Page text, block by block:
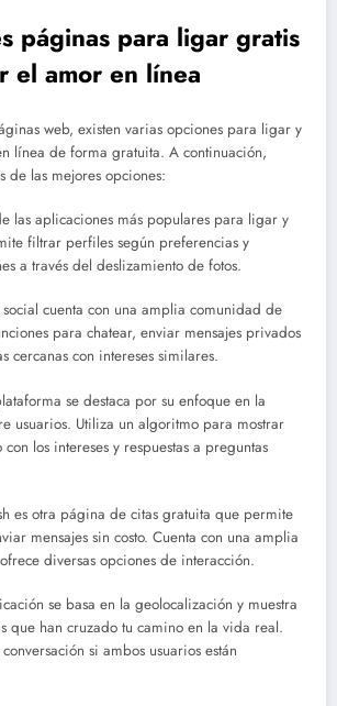
páginas para ligar gratis
el amor en línea
web, existen varias opciones para ligar y
línea de forma gratuita. A continuación,
de las mejores opciones:
las aplicaciones más populares para ligar y
filtrar perfiles según preferencias y
a través del deslizamiento de fotos.
social cuenta con una amplia comunidad de
para chatear, enviar mensajes privados
cercanas con intereses similares.
se destaca por su enfoque en la
usuarios. Utiliza un algoritmo para mostrar
los intereses y respuestas a preguntas
es otra página de citas gratuita que permite
mensajes sin costo. Cuenta con una amplia
diversas opciones de interacción.
se basa en la geolocalización y muestra
que han cruzado tu camino en la vida real.
si ambos usuarios están